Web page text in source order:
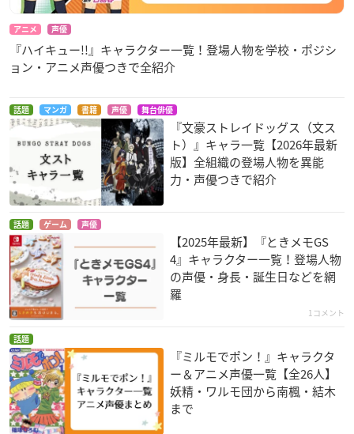
アニメ 声優
『ハイキュー!!』キャラクター一覧！登場人物を学校・ポジシ
ョン・アニメ声優つきで全紹介
話題 マンガ 書籍 声優 舞台俳優
『文豪ストレイドッグス（文ス
ト）』キャラ一覧【2026年最新
版】全組織の登場人物を異能
力・声優つきで紹介
話題 ゲーム 声優
【2025年最新】『ときメモGS
4』キャラクター一覧！登場人物
の声優・身長・誕生日などを網
羅
1コメント
話題
『ミルモでポン！』キャラクタ
ー＆アニメ声優一覧【全26人】
妖精・ワルモ団から南楓・結木
まで